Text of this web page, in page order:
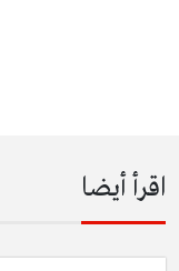
اقرأ أيضا